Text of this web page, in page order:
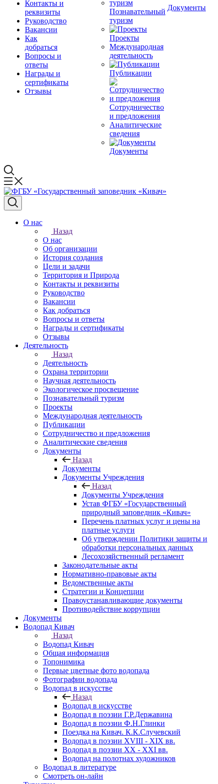
Контакты и
реквизиты
Руководство
Вакансии
Как
добраться
Вопросы и
ответы
Награды и
сертификаты
Отзывы
Познавательный
туризм
Проекты
Международная
деятельность
Публикации
Сотрудничество
и предложения
Аналитические
сведения
Документы
Документы
О нас
Назад
О нас
Об организации
История создания
Цели и задачи
Территория и Природа
Контакты и реквизиты
Руководство
Вакансии
Как добраться
Вопросы и ответы
Награды и сертификаты
Отзывы
Деятельность
Назад
Деятельность
Охрана территории
Научная деятельность
Экологическое просвещение
Познавательный туризм
Проекты
Международная деятельность
Публикации
Сотрудничество и предложения
Аналитические сведения
Документы
Назад
Документы
Документы Учреждения
Назад
Документы Учреждения
Устав ФГБУ «Государственный
природный заповедник «Кивач»
Перечень платных услуг и цены на
платные услуги
Об утверждении Политики защиты и
обработки персональных данных
Лесохозяйственный регламент
Законодательные акты
Нормативно-правовые акты
Ведомственные акты
Стратегии и Концепции
Правоустанавливающие документы
Противодействие коррупции
Документы
Водопад Кивач
Назад
Водопад Кивач
Общая информация
Топонимика
Первые цветные фото водопада
Фотографии водопада
Водопад в искусстве
Назад
Водопад в искусстве
Водопад в поэзии Г.Р.Державина
Водопад в поэзии Ф.Н.Глинки
Поездка на Кивач. К.К.Случевский
Водопад в поэзии XVIII - XIX вв.
Водопад в поэзии XX - XXI вв.
Водопад на полотнах художников
Водопад в литературе
Смотреть он-лайн